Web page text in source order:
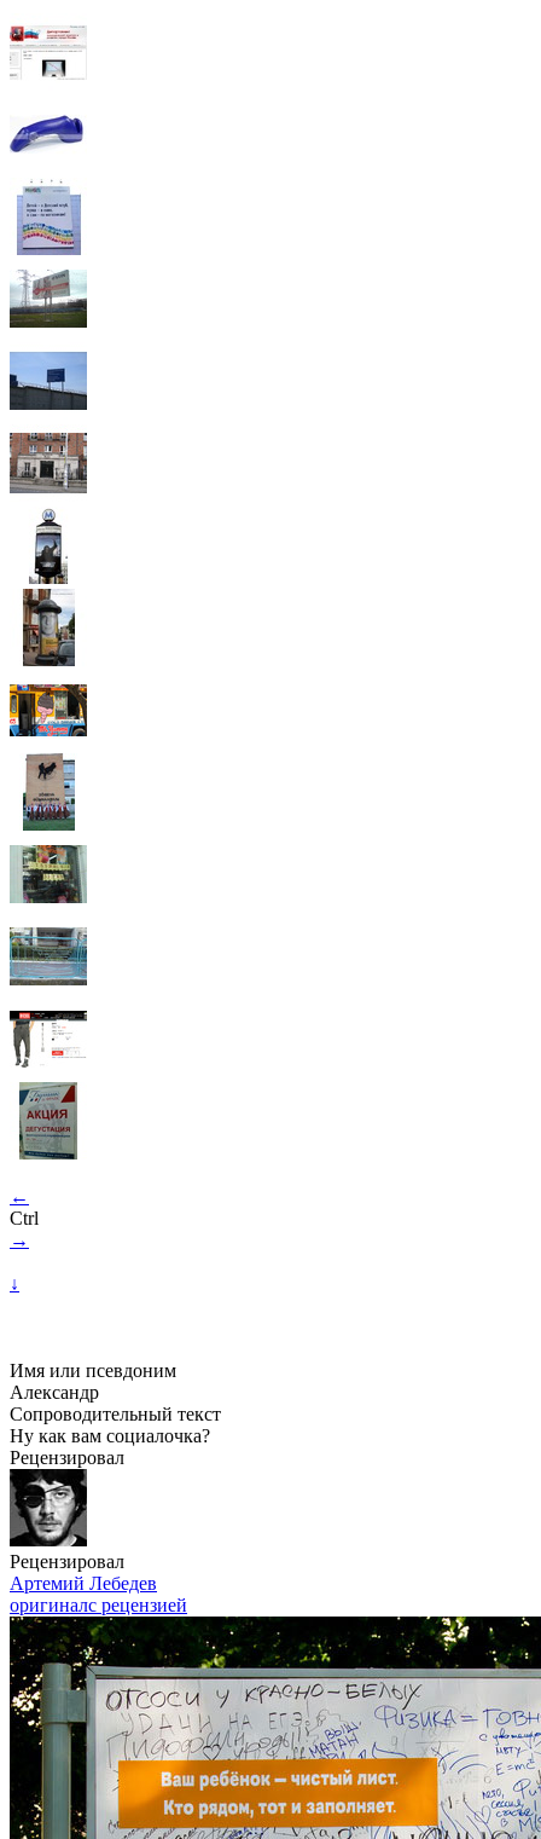
←
Ctrl
→
↓
Имя или псевдоним
Александр
Сопроводительный текст
Ну как вам социалочка?
Рецензировал
Рецензировал
Артемий Лебедев
оригиналс рецензией